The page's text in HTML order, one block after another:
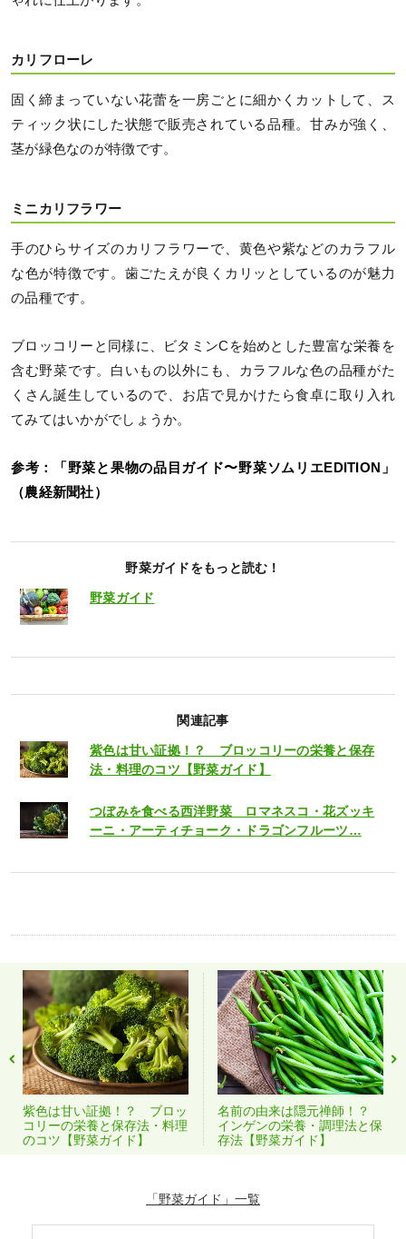
カリフローレ
固く締まっていない花蕾を一房ごとに細かくカットして、ス
ティック状にした状態で販売されている品種。甘みが強く、
茎が緑色なのが特徴です。
ミニカリフラワー
手のひらサイズのカリフラワーで、黄色や紫などのカラフル
な色が特徴です。歯ごたえが良くカリッとしているのが魅力
の品種です。
ブロッコリーと同様に、ビタミンCを始めとした豊富な栄養を
含む野菜です。白いもの以外にも、カラフルな色の品種がた
くさん誕生しているので、お店で見かけたら食卓に取り入れ
てみてはいかがでしょうか。
参考：「野菜と果物の品目ガイド〜野菜ソムリエEDITION」
（農経新聞社）
野菜ガイドをもっと読む！
野菜ガイド
関連記事
紫色は甘い証拠！？ ブロッコリーの栄養と保存
法・料理のコツ【野菜ガイド】
つぼみを食べる西洋野菜 ロマネスコ・花ズッキ
ーニ・アーティチョーク・ドラゴンフルーツ…
紫色は甘い証拠！？ ブロッ
コリーの栄養と保存法・料理
のコツ【野菜ガイド】
名前の由来は隠元禅師！？
インゲンの栄養・調理法と保
存法【野菜ガイド】
「野菜ガイド」